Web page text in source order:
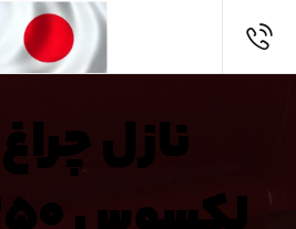
نازل